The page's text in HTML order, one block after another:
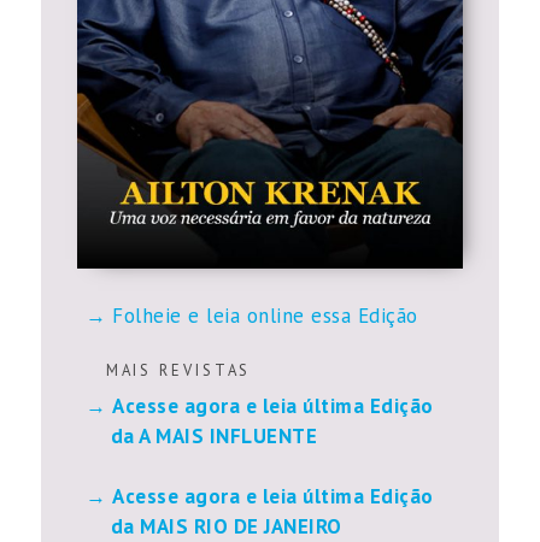
Folheie e leia online essa Edição
M A I S R E V I S T A S
Acesse agora e leia última Edição
da A MAIS INFLUENTE
Acesse agora e leia última Edição
da MAIS RIO DE JANEIRO